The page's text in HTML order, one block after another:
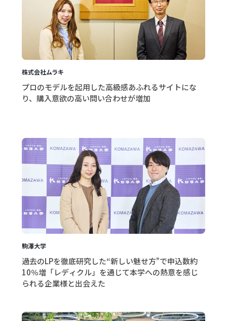
プロのモデルを起用した高級感あふれるサイトにな
り、購入意欲の高い問い合わせが増加
株式会社ムラキ
過去のLPを徹底研究した“新しい魅せ方”で申込数約
10％増「レディクル」を通じて本学への熱意を感じ
られる企業様と出会えた
駒澤大学